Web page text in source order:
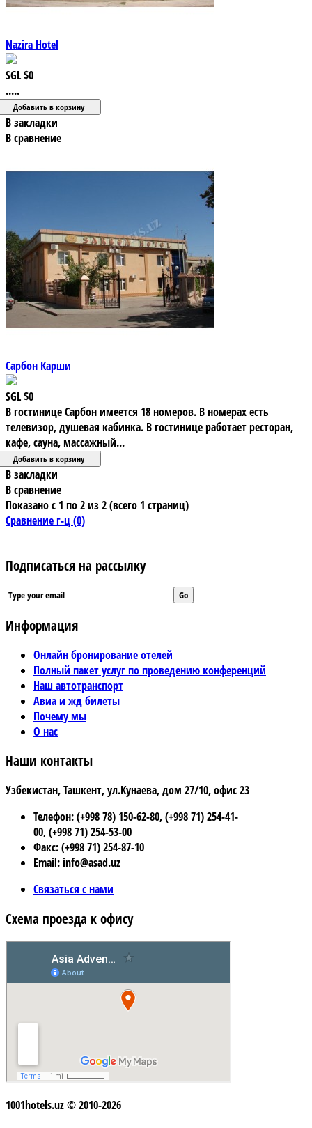
Nazira Hotel
SGL$0
.....
В закладки
В сравнение
Сарбон Карши
SGL$0
В гостинице Сарбон имеется 18 номеров. В номерах есть
телевизор, душевая кабинка. В гостинице работает ресторан,
кафе, сауна, массажный...
В закладки
В сравнение
Показано с 1 по 2 из 2 (всего 1 страниц)
Сравнение г-ц (0)
Подписаться на рассылку
Информация
Онлайн бронирование отелей
Полный пакет услуг по проведению конференций
Наш автотранспорт
Авиа и жд билеты
Почему мы
О нас
Наши контакты
Узбекистан, Ташкент, ул.Кунаева, дом 27/10, офис 23
Телефон: (+998 78) 150-62-80, (+998 71) 254-41-
00, (+998 71) 254-53-00
Факс: (+998 71) 254-87-10
Email: info@asad.uz
Связаться с нами
Схема проезда к офису
1001hotels.uz © 2010-2026